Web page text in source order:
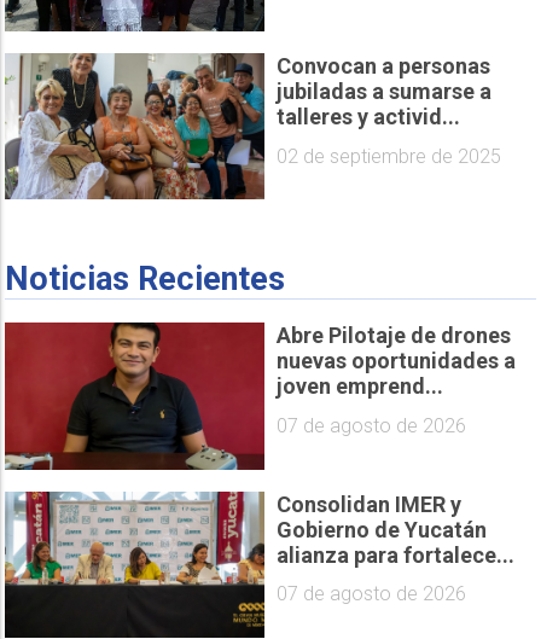
Convocan a personas
jubiladas a sumarse a
talleres y activid...
02 de septiembre de 2025
Noticias Recientes
Abre Pilotaje de drones
nuevas oportunidades a
joven emprend...
07 de agosto de 2026
Consolidan IMER y
Gobierno de Yucatán
alianza para fortalece...
07 de agosto de 2026